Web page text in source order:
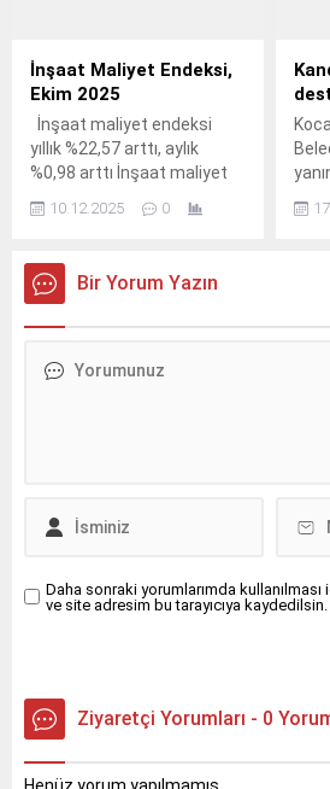
İnşaat Maliyet Endeksi,
Ekim 2025
İnşaat maliyet endeksi
yıllık %22,57 arttı, aylık
%0,98 arttı İnşaat maliyet
ayında bir önceki aya göre
aynı ayına göre %22,57 arttı.
10.12.2025 0
üç
Bir Yorum Yazın
Daha sonraki yorumlarımda
ve site adresim bu tarayıcıya kaydedilsin.
Ziyaretçi Yorumları - 0
Henüz yorum yapılmamış.